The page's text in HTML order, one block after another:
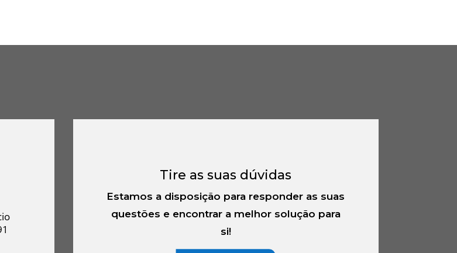
Tire as suas dúvidas
Estamos a disposição para responder as suas
questões e encontrar a melhor solução para
si!